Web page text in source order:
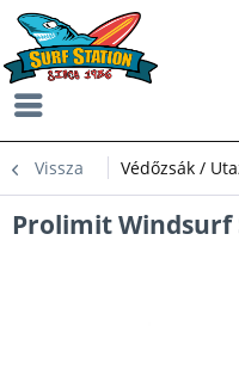
Vissza Védőzsák /
Prolimit Windsurf